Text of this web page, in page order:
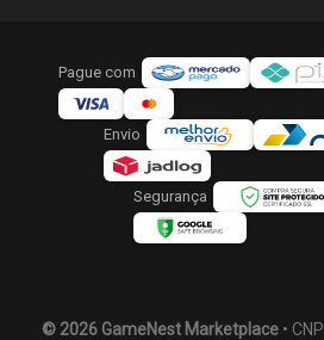
Pague com
Envio
Segurança
© 2026 GameNest Marketplace•